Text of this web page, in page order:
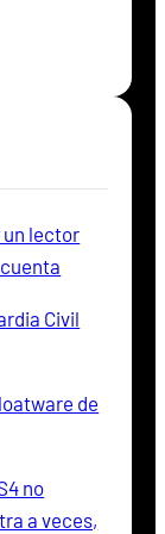
un lector
Civil
de
no
a veces,